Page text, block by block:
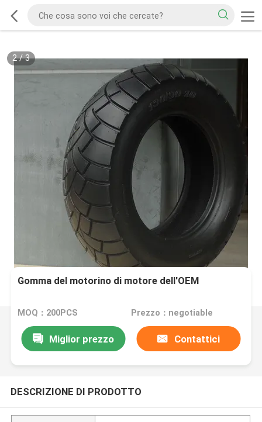
2/3
Gomma del motorino di motore dell'OEM
MOQ：200PCS Prezzo：negotiable
Miglior prezzo Contattici
DESCRIZIONE DI PRODOTTO